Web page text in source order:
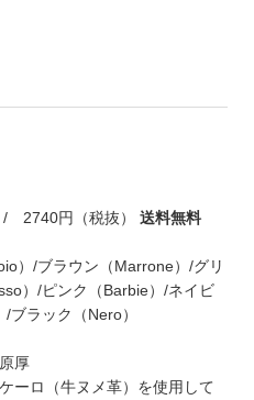
2740円（税抜） 送料無料
）/ブラウン（Marrone）/グリ
）/ピンク（Barbie）/ネイビ
ブラック（Nero）
厚
ーロ（牛ヌメ革）を使用して